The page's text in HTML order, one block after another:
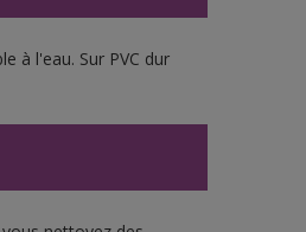
à l'eau. Sur PVC dur